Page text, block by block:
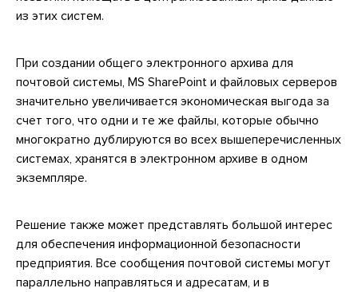
из этих систем.
При создании общего электронного архива для
почтовой системы, MS SharePoint и файловых серверов
значительно увеличивается экономическая выгода за
счет того, что одни и те же файлы, которые обычно
многократно дублируются во всех вышеперечисленных
системах, хранятся в электронном архиве в одном
экземпляре.
Решение также может представлять большой интерес
для обеспечения информационной безопасности
предприятия. Все сообщения почтовой системы могут
параллельно направляться и адресатам, и в